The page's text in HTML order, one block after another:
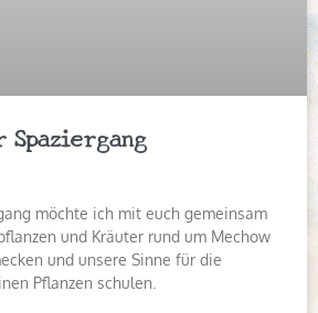
möchte ich mit euch gemeinsam
und Kräuter rund um Mechow
und unsere Sinne für die
Pflanzen schulen.